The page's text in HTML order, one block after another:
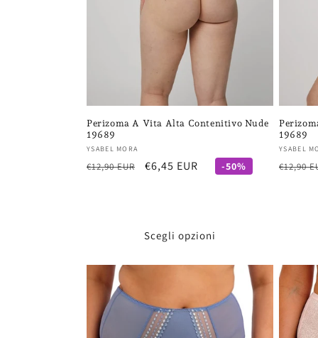
Perizoma A Vita Alta Contenitivo Nude
19689
Fornitore:
YSABEL MORA
Prezzo
€12,90 EUR
Prezzo
€6,45 EUR -50%
Scegli opzioni
19689
YSABEL
Prezzo
€12,90